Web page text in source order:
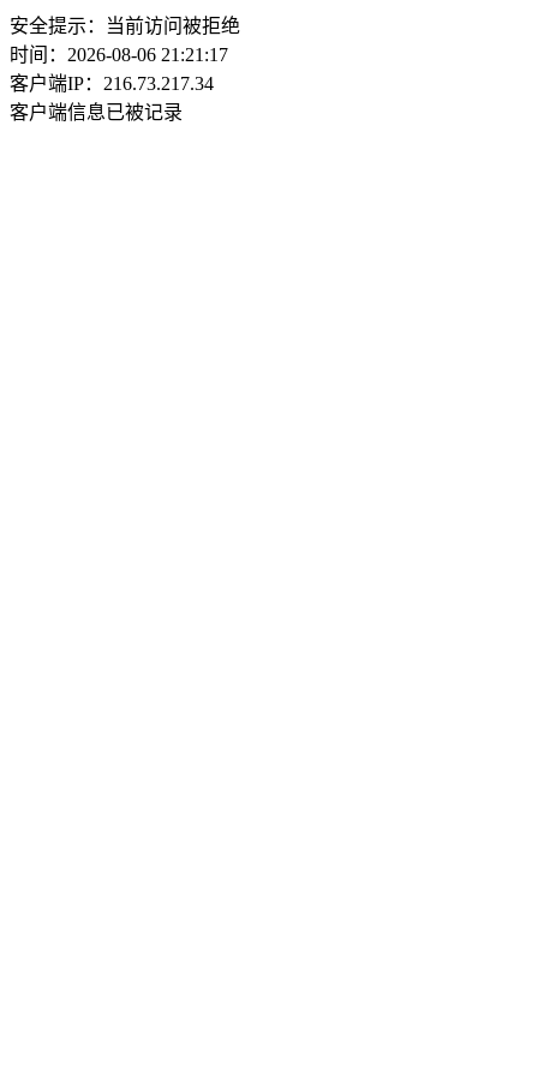
安全提示：当前访问被拒绝
时间：2026-08-06 21:21:17
客户端IP：216.73.217.34
客户端信息已被记录